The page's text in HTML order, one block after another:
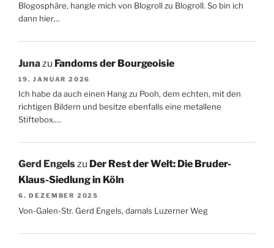
Blogosphäre, hangle mich von Blogroll zu Blogroll. So bin ich
dann hier…
Juna zu Fandoms der Bourgeoisie
19. JANUAR 2026
Ich habe da auch einen Hang zu Pooh, dem echten, mit den
richtigen Bildern und besitze ebenfalls eine metallene
Stiftebox.…
Gerd Engelszu Der Rest der Welt: Die Bruder-
Klaus-Siedlung in Köln
6. DEZEMBER 2025
Von-Galen-Str. Gerd Engels, damals Luzerner Weg